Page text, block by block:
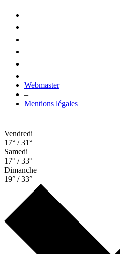
Webmaster
–
Mentions légales
Vendredi
17° / 31°
Samedi
17° / 33°
Dimanche
19° / 33°